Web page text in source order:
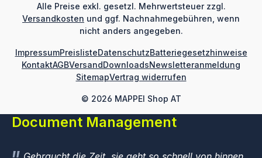
Alle Preise exkl. gesetzl. Mehrwertsteuer zzgl.
Versandkosten und ggf. Nachnahmegebühren, wenn
nicht anders angegeben.
© 2026 MAPPEI Shop AT
ImpressumPreislisteDatenschutzBatteriegesetzhinweise
KontaktAGBVersandDownloadsNewsletteranmeldung
SitemapVertrag widerrufen
Document Management